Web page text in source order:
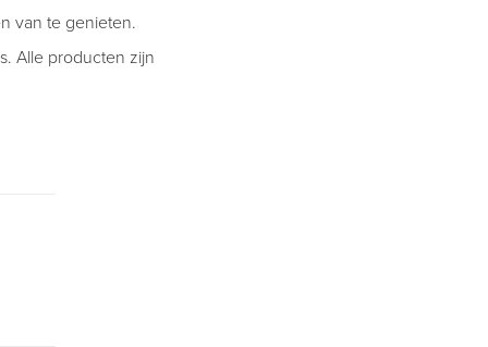
van te genieten.
Alle producten zijn